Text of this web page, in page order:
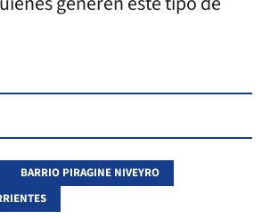
BARRIO PIRAGINE NIVEYRO